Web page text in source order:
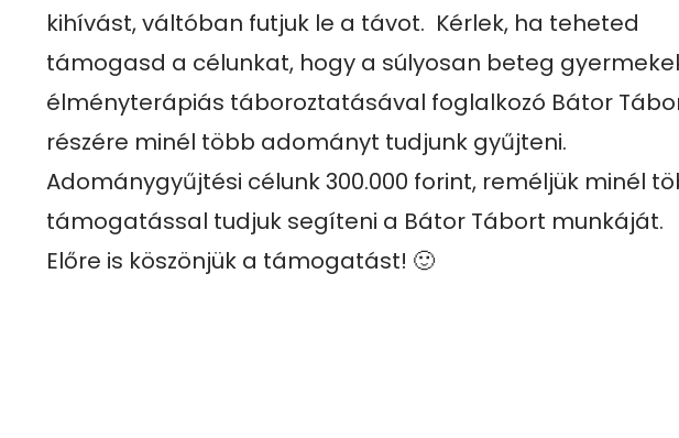
kihívást, váltóban futjuk le a távot.  Kérlek, ha teheted
támogasd a célunkat, hogy a súlyosan beteg
élményterápiás táboroztatásával foglalkozó Bátor
részére minél több adományt tudjunk gyűjteni.
Adománygyűjtési célunk 300.000 forint, reméljük minél
támogatással tudjuk segíteni a Bátor Tábort munkáját.
Előre is köszönjük a támogatást! 🙂